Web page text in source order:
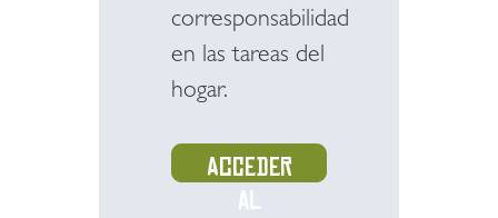
corresponsabilidad
en las tareas del
hogar.
Acceder
al